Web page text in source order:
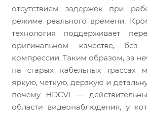
отсутствием задержек при
режиме реального времени.
технология поддерживает
оригинальном качестве, без
компрессии. Таким образом, за
на старых кабельных трассах
яркую, четкую, дерзкую и
почему HDCVI —
области видеонаблюдения, у